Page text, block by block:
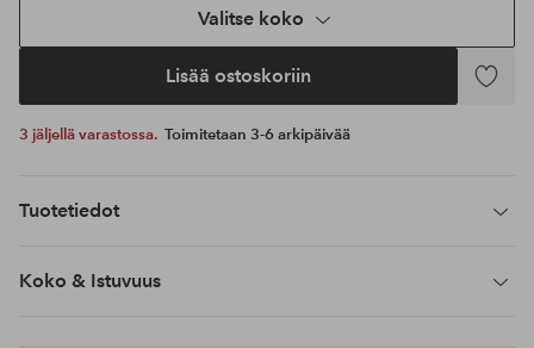
Valitse koko
Lisää ostoskoriin
Lisää
3 jäljellä varastossa. Toimitetaan 3-6 arkipäivää
Tuotetiedot
Koko & Istuvuus